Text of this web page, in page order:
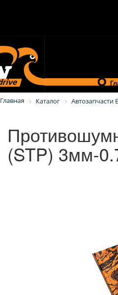
Главная Каталог Автозапчасти
(STP) 3мм-